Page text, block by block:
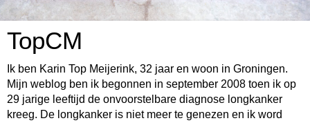
TopCM
Ik ben Karin Top Meijerink, 32 jaar en woon in Groningen.
Mijn weblog ben ik begonnen in september 2008 toen ik op
29 jarige leeftijd de onvoorstelbare diagnose longkanker
kreeg. De longkanker is niet meer te genezen en ik word